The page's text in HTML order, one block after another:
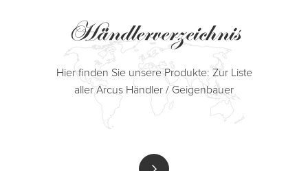
Händlerverzeichnis
Hier finden Sie unsere Produkte: Zur Liste
aller Arcus Händler / Geigenbauer